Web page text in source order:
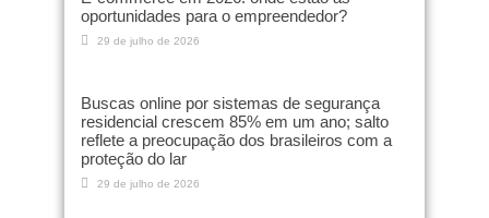
oportunidades para o empreendedor?
29 de julho de 2026
Buscas online por sistemas de segurança
residencial crescem 85% em um ano; salto
reflete a preocupação dos brasileiros com a
proteção do lar
29 de julho de 2026